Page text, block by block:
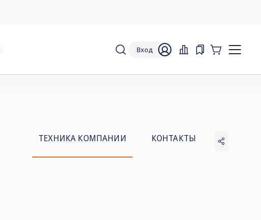
Вход
ТЕХНИКА КОМПАНИИ КОНТАКТЫ